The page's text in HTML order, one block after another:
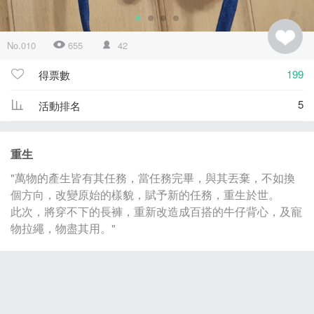
No.010 655 42
得票數 199
活動排名 5
重生
"萬物的產生皆有其任務，當任務完畢，與其丟棄，不如換
個方向，改變原始的樣貌，賦予新的任務，重生於世。
此次，將穿不下的長褲，重新改造成百搭的牛仔背心，及寵
物拉繩，物盡其用。"